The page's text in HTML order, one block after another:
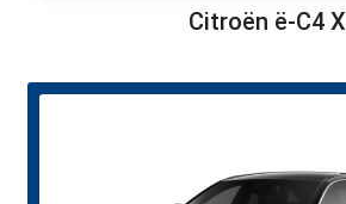
Citroën ë-C4 X